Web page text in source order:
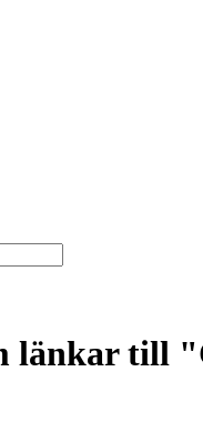
länkar till